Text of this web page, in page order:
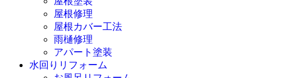
屋根修理
屋根カバー工法
雨樋修理
アパート塗装
水回りリフォーム